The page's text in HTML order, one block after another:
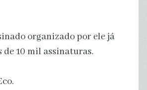
organizado por ele já
de 10 mil assinaturas.